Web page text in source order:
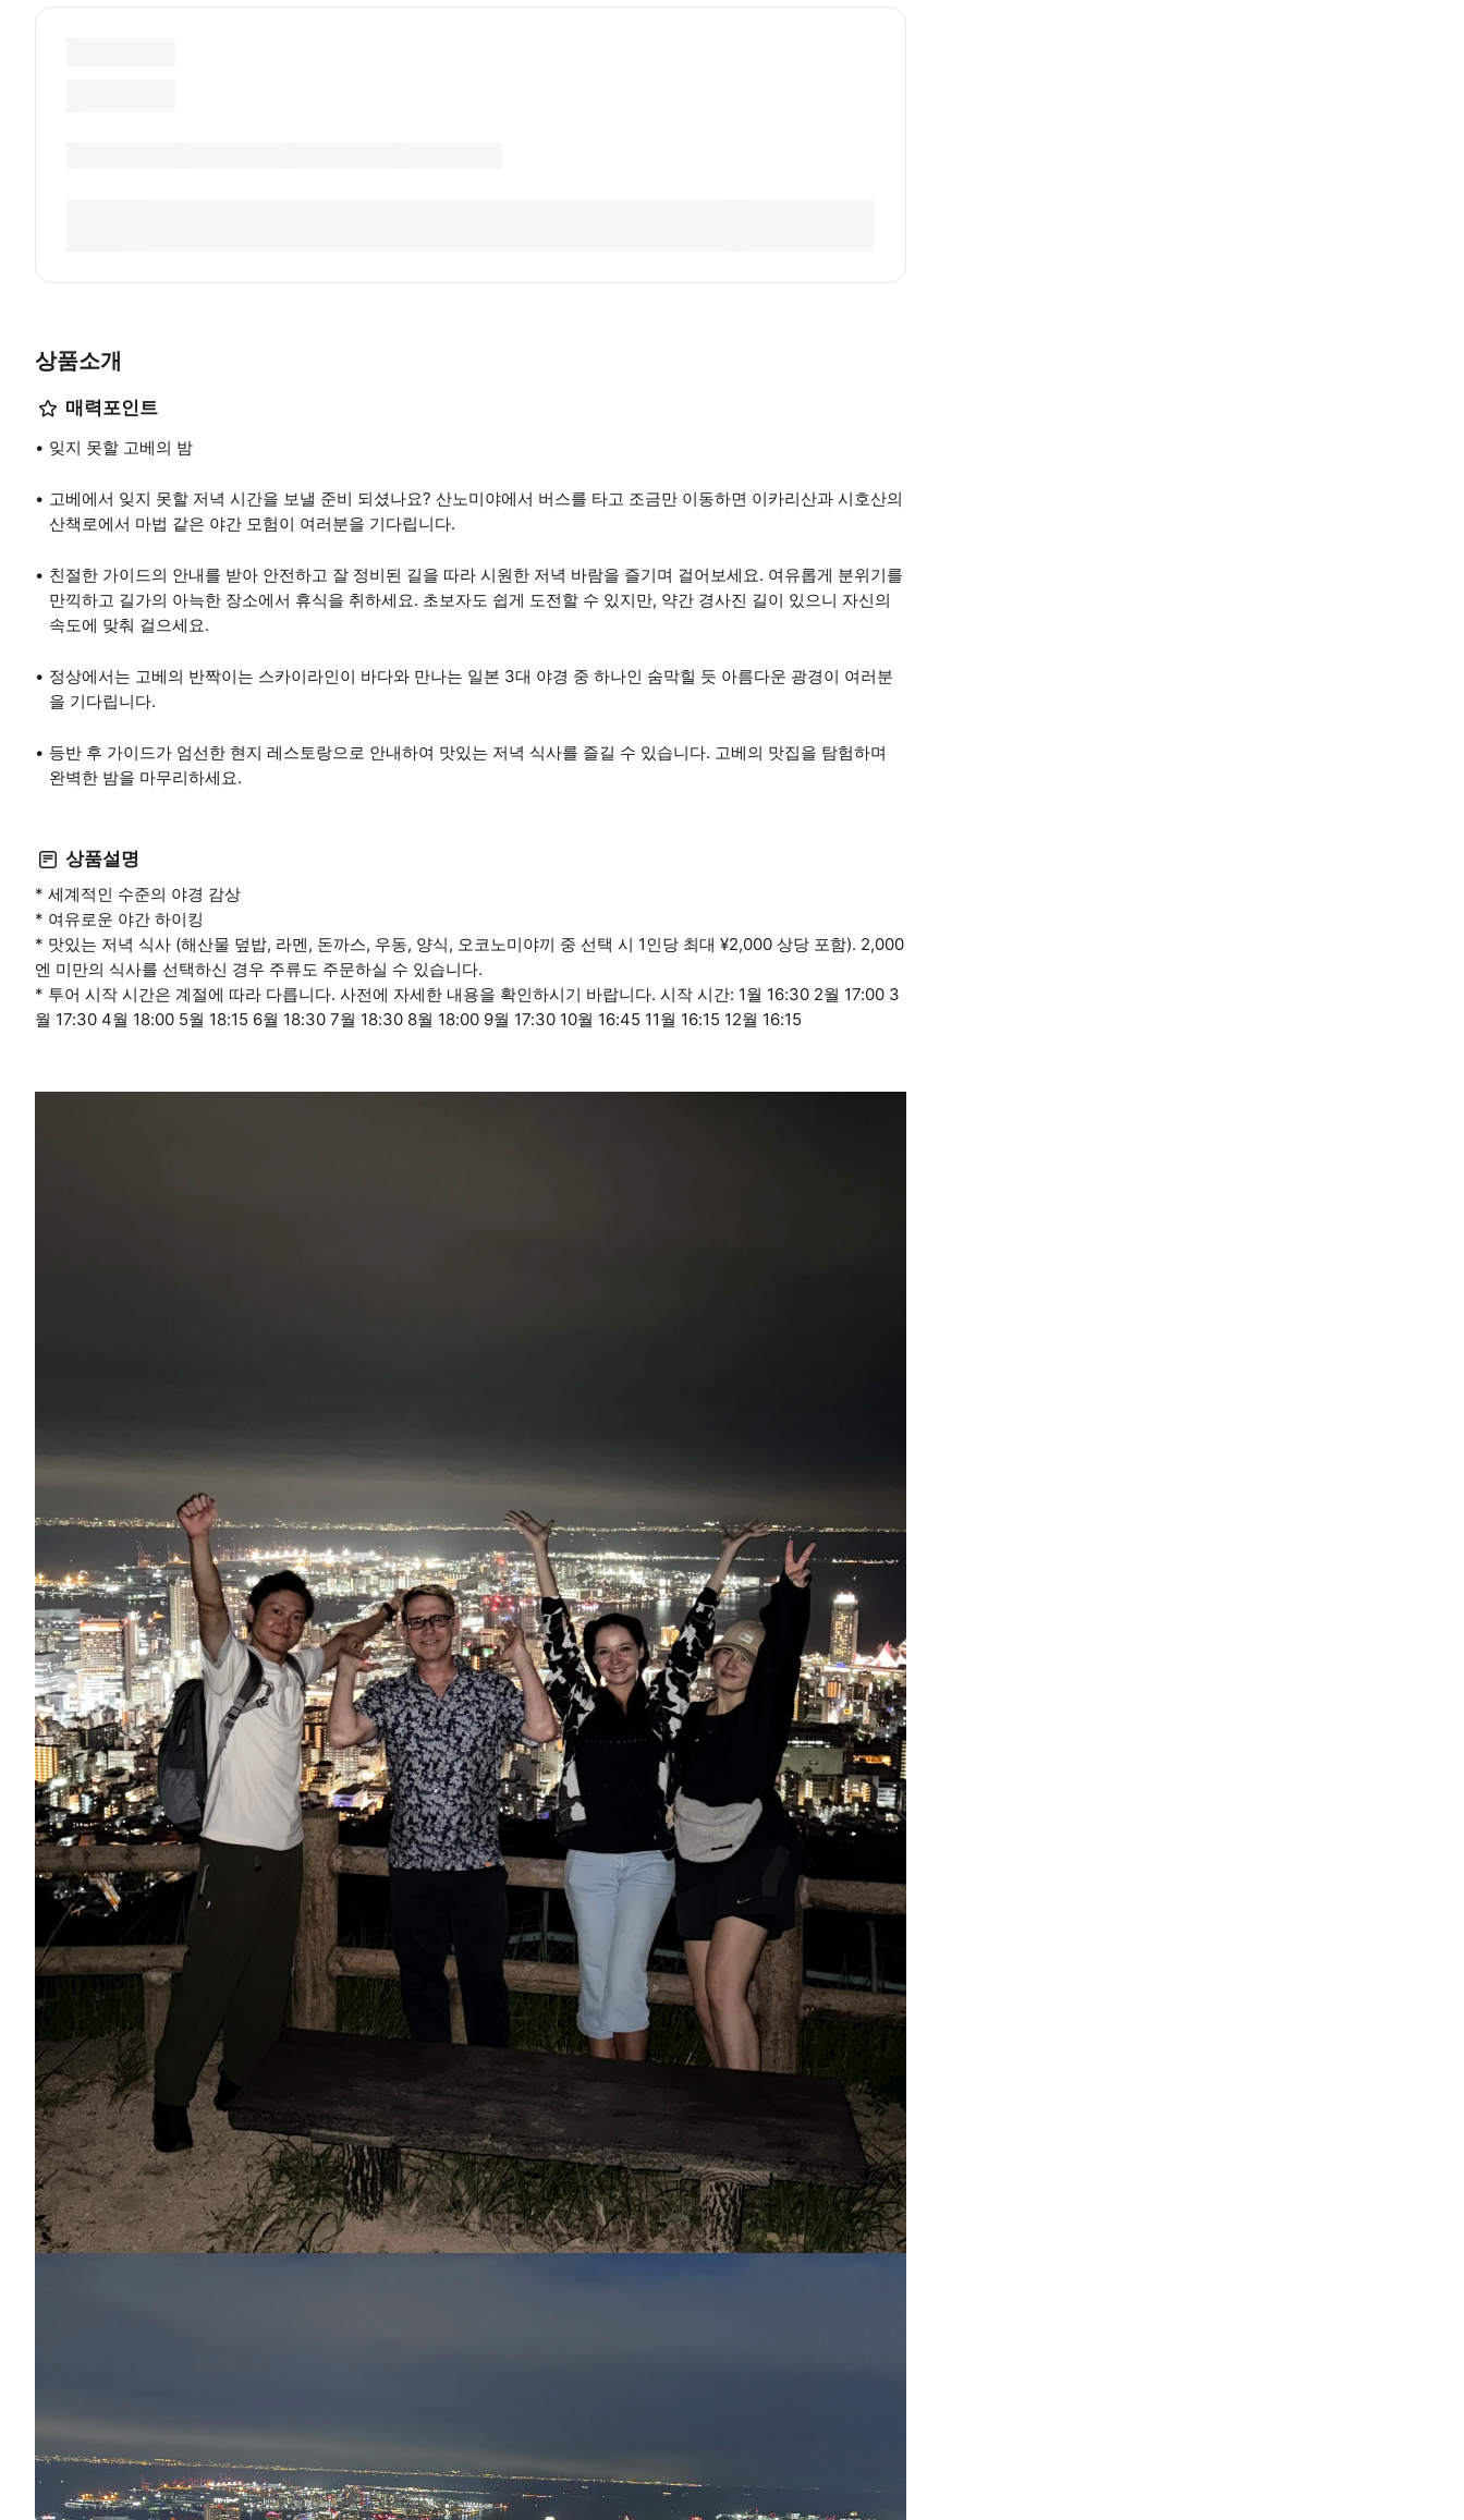
상품소개
매력포인트
잊지 못할 고베의 밤
고베에서 잊지 못할 저녁 시간을 보낼 준비 되셨나요? 산노미야에서 버스를 타고 조금만 이동하면 이카리산과 시호산의
산책로에서 마법 같은 야간 모험이 여러분을 기다립니다.
친절한 가이드의 안내를 받아 안전하고 잘 정비된 길을 따라 시원한 저녁 바람을 즐기며 걸어보세요. 여유롭게 분위기를
만끽하고 길가의 아늑한 장소에서 휴식을 취하세요. 초보자도 쉽게 도전할 수 있지만, 약간 경사진 길이 있으니 자신의
속도에 맞춰 걸으세요.
정상에서는 고베의 반짝이는 스카이라인이 바다와 만나는 일본 3대 야경 중 하나인 숨막힐 듯 아름다운 광경이 여러분
을 기다립니다.
등반 후 가이드가 엄선한 현지 레스토랑으로 안내하여 맛있는 저녁 식사를 즐길 수 있습니다. 고베의 맛집을 탐험하며
완벽한 밤을 마무리하세요.
상품설명
* 세계적인 수준의 야경 감상
* 여유로운 야간 하이킹
* 맛있는 저녁 식사 (해산물 덮밥, 라멘, 돈까스, 우동, 양식, 오코노미야끼 중 선택 시 1인당 최대 ¥2,000 상당 포함). 2,000
엔 미만의 식사를 선택하신 경우 주류도 주문하실 수 있습니다.
* 투어 시작 시간은 계절에 따라 다릅니다. 사전에 자세한 내용을 확인하시기 바랍니다. 시작 시간: 1월 16:30 2월 17:00 3
월 17:30 4월 18:00 5월 18:15 6월 18:30 7월 18:30 8월 18:00 9월 17:30 10월 16:45 11월 16:15 12월 16:15